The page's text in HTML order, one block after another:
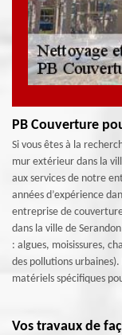
PB Couverture
Si vous êtes à la
mur extérieur dans la
aux services de notre
années d’expérience
entreprise de
dans la ville de
: algues, moisissures,
des pollutions
matériels spécifiques
Vos travaux de